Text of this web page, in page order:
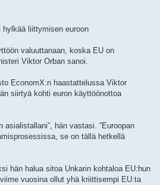
hylkää liittymisen euroon
valuuttanaan, koska EU on
Viktor Orban sanoi.
EconomX:n haastattelussa Viktor
siirtyä kohti euron käyttöönottoa
asialistallani”, hän vastasi. ”Euroopan
se on tällä hetkellä
hän halua sitoa Unkarin kohtaloa EU:hun
vuosina ollut yhä kriittisempi EU:ta